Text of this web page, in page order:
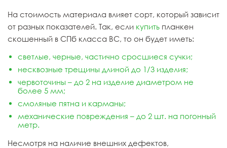
На стоимость материала влияет сорт, который зависит
от разных показателей. Так, если купить планкен
скошенный в СПб класса ВС, то он будет иметь:
светлые, черные, частично сросшиеся сучки;
несквозные трещины длиной до 1/3 изделия;
червоточины – до 2 на изделие диаметром не
более 5 мм;
смоляные пятна и карманы;
механические повреждения – до 2 шт. на погонный
метр.
Несмотря на наличие внешних дефектов,